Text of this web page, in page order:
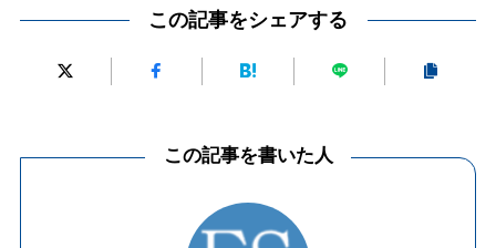
この記事をシェアする
この記事を書いた人